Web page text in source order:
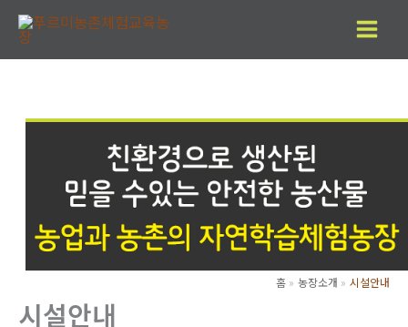
츠
홈 농장소개 시설안내
시설안내